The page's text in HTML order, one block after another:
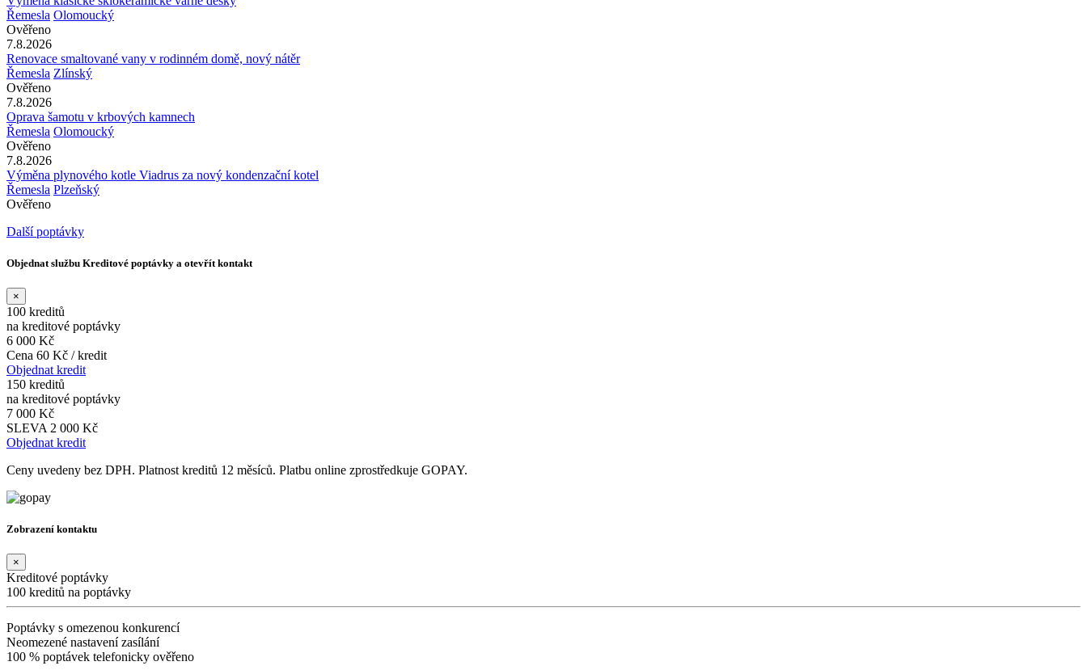
Řemesla Olomoucký
Ověřeno
7.8.2026
Renovace smaltované vany v rodinném domě, nový nátěr
Řemesla Zlínský
Ověřeno
7.8.2026
Oprava šamotu v krbových kamnech
Řemesla Olomoucký
Ověřeno
7.8.2026
Výměna plynového kotle Viadrus za nový kondenzační kotel
Řemesla Plzeňský
Ověřeno
Další poptávky
Objednat službu Kreditové poptávky a otevřít kontakt
×
100 kreditů
na kreditové poptávky
6 000 Kč
Cena 60 Kč / kredit
Objednat kredit
150 kreditů
na kreditové poptávky
7 000 Kč
SLEVA 2 000 Kč
Objednat kredit
Ceny uvedeny bez DPH. Platnost kreditů 12 měsíců. Platbu online zprostředkuje GOPAY.
Zobrazení kontaktu
×
Kreditové poptávky
100 kreditů na poptávky
Poptávky s omezenou konkurencí
Neomezené nastavení zasílání
100 % poptávek telefonicky ověřeno